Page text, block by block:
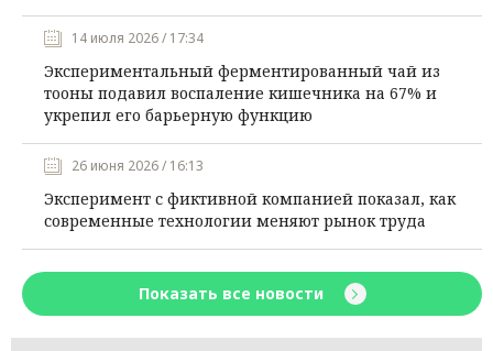
14 июля 2026 / 17:34
Экспериментальный ферментированный чай из
тооны подавил воспаление кишечника на 67% и
укрепил его барьерную функцию
26 июня 2026 / 16:13
Эксперимент с фиктивной компанией показал, как
современные технологии меняют рынок труда
Показать все новости